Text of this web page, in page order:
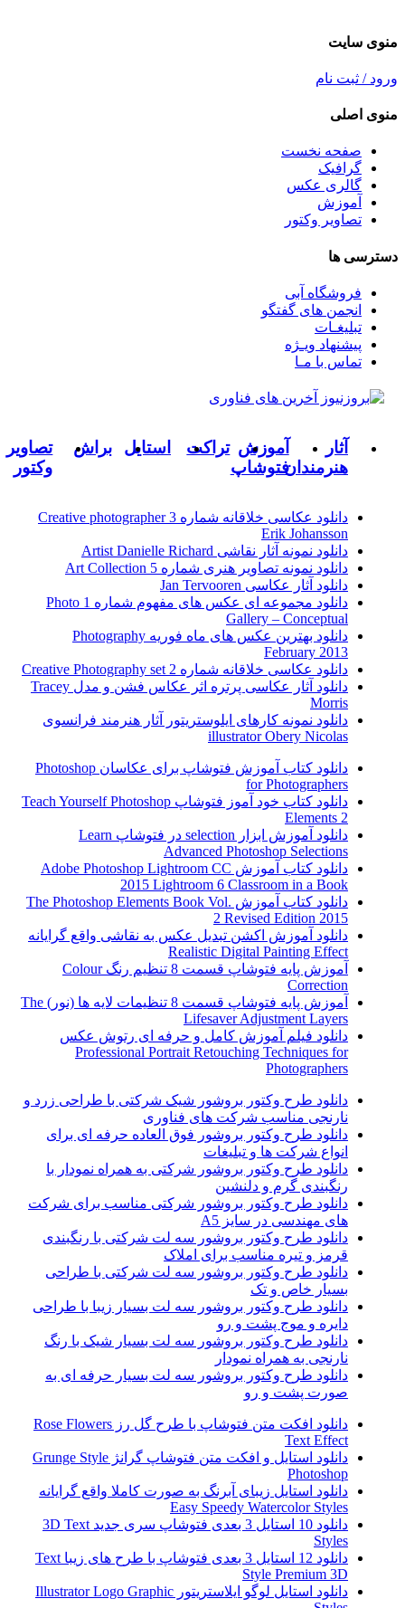
منوی سایت
ورود / ثبت نام
منوی اصلی
صفحه نخست
گرافیک
گالری عکس
آموزش
تصاویر وکتور
دسترسی ها
فروشگاه آبی
انجمن های گفتگو
تبلیغـات
پیشنهاد ویـژه
تماس با مـا
آثار
هنرمندان
آموزش
فتوشاپ
تراکت استایل براش
تصاویر
وکتور
دانلود عکاسی خلاقانه شماره 3 Creative photographer
Erik Johansson
دانلود نمونه آثار نقاشی Artist Danielle Richard
دانلود نمونه تصاویر هنری شماره 5 Art Collection
دانلود آثار عکاسی Jan Tervooren
دانلود مجموعه ای عکس های مفهوم شماره 1 Photo
Gallery – Conceptual
دانلود بهترین عکس های ماه فوریه Photography
February 2013
دانلود عکاسی خلاقانه شماره 2 Creative Photography set
دانلود آثار عکاسی پرتره اثر عکاس فشن و مدل Tracey
Morris
دانلود نمونه کارهای ایلوستریتور آثار هنرمند فرانسوی
illustrator Obery Nicolas
دانلود کتاب آموزش فتوشاپ برای عکاسان Photoshop
for Photographers
دانلود کتاب خود آموز فتوشاپ Teach Yourself Photoshop
Elements 2
دانلود آموزش ابزار selection در فتوشاپ Learn
Advanced Photoshop Selections
دانلود کتاب آموزش Adobe Photoshop Lightroom CC
2015 Lightroom 6 Classroom in a Book
دانلود کتاب آموزش The Photoshop Elements Book Vol.
2 Revised Edition 2015
دانلود آموزش اکشن تبدیل عکس به نقاشی واقع گرایانه
Realistic Digital Painting Effect
آموزش پایه فتوشاپ قسمت 8 تنظیم رنگ Colour
Correction
آموزش پایه فتوشاپ قسمت 8 تنظیمات لایه ها (نور) The
Lifesaver Adjustment Layers
دانلود فیلم آموزش کامل و حرفه ای رتوش عکس
Professional Portrait Retouching Techniques for
Photographers
دانلود طرح وکتور بروشور شیک شرکتی با طراحی زرد و
نارنجی مناسب شرکت های فناوری
دانلود طرح وکتور بروشور فوق العاده حرفه ای برای
انواع شرکت ها و تبلیغات
دانلود طرح وکتور بروشور شرکتی به همراه نمودار با
رنگبندی گرم و دلنشین
دانلود طرح وکتور بروشور شرکتی مناسب برای شرکت
های مهندسی در سایز A5
دانلود طرح وکتور بروشور سه لت شرکتی با رنگبندی
قرمز و تیره مناسب برای املاک
دانلود طرح وکتور بروشور سه لت شرکتی با طراحی
بسیار خاص و تک
دانلود طرح وکتور بروشور سه لت بسیار زیبا با طراحی
دایره و موج پشت و رو
دانلود طرح وکتور بروشور سه لت بسیار شیک با رنگ
نارنجی به همراه نمودار
دانلود طرح وکتور بروشور سه لت بسیار حرفه ای به
صورت پشت و رو
دانلود افکت متن فتوشاپ با طرح گل رز Rose Flowers
Text Effect
دانلود استایل و افکت متن فتوشاپ گرانژ Grunge Style
Photoshop
دانلود استایل زیبای آبرنگ به صورت کاملا واقع گرایانه
Easy Speedy Watercolor Styles
دانلود 10 استایل 3 بعدی فتوشاپ سری جدید 3D Text
Styles
دانلود 12 استایل 3 بعدی فتوشاپ با طرح های زیبا Text
Style Premium 3D
دانلود استایل لوگو ایلاستریتور Illustrator Logo Graphic